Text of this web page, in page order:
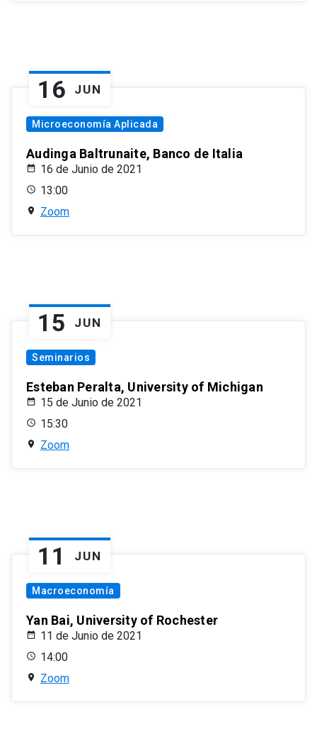
16 JUN
Microeconomía Aplicada
Audinga Baltrunaite, Banco de Italia
16 de Junio de 2021
13:00
Zoom
15 JUN
Seminarios
Esteban Peralta, University of Michigan
15 de Junio de 2021
15:30
Zoom
11 JUN
Macroeconomía
Yan Bai, University of Rochester
11 de Junio de 2021
14:00
Zoom